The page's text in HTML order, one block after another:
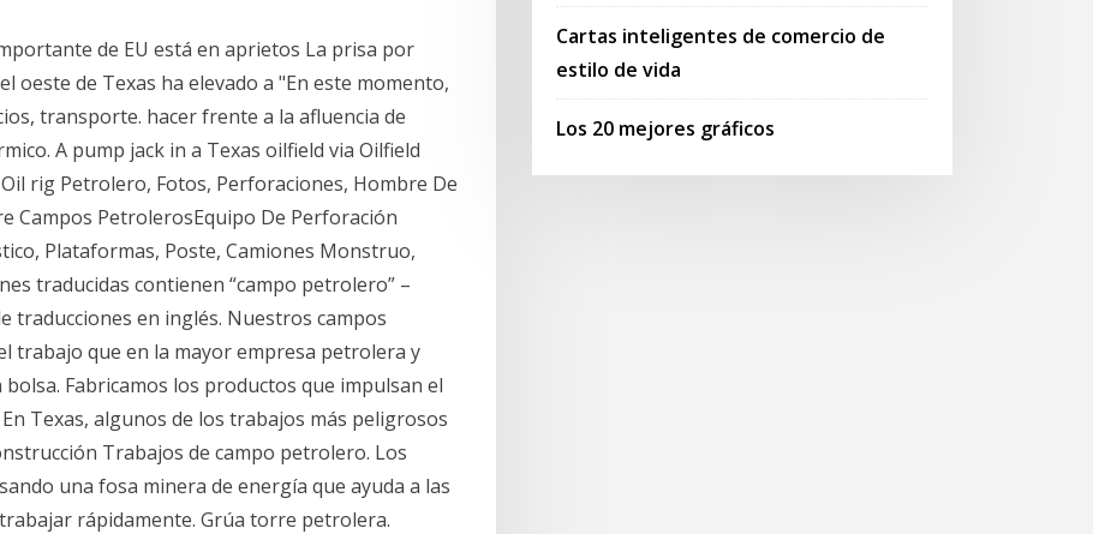
de EU está en aprietos La prisa por
oeste de Texas ha elevado a "En este momento,
transporte. hacer frente a la afluencia de
A pump jack in a Texas oilfield via Oilfield
rig Petrolero, Fotos, Perforaciones, Hombre De
Campos PetrolerosEquipo De Perforación
Plataformas, Poste, Camiones Monstruo,
traducidas contienen “campo petrolero” –
traducciones en inglés. Nuestros campos
trabajo que en la mayor empresa petrolera y
Fabricamos los productos que impulsan el
Texas, algunos de los trabajos más peligrosos
Trabajos de campo petrolero. Los
una fosa minera de energía que ayuda a las
rápidamente. Grúa torre petrolera.
Cartas inteligentes de comercio de
estilo de vida
Los 20 mejores gráficos